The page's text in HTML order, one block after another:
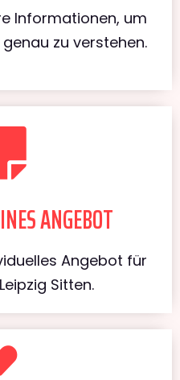
Informationen, um
zu verstehen.
ANGEBOT
Angebot für
Sitten.